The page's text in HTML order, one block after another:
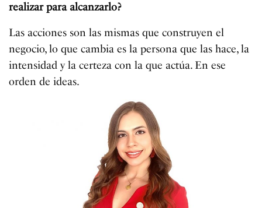
realizar para alcanzarlo?
Las acciones son las mismas que construyen el
negocio, lo que cambia es la persona que las hace, la
intensidad y la certeza con la que actúa. En ese
orden de ideas.